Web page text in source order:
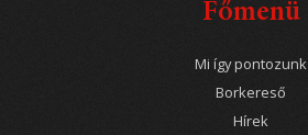
Főmenü
Mi így pontozunk
Borkereső
Hírek